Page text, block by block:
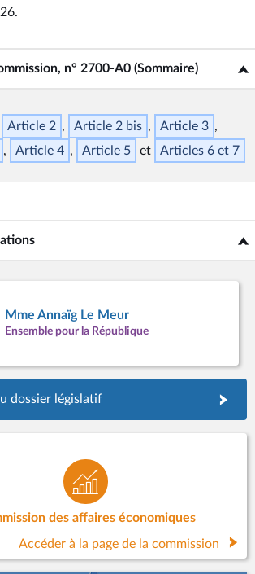
.
n° 2700-A0 (Sommaire)
commission, n° 2700-A0 (Sommaire)</b>
Article 2 Article 2 bis
Article 3
Article 4 Article 5 Articles 6 et 7
<b>Plus d’informations</b>
Mme Annaïg Le Meur
Ensemble pour la République
dossier législatif
des affaires économiques
Accéder à la page de la commission